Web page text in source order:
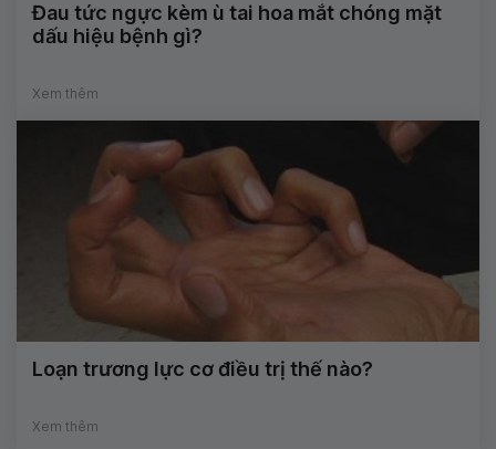
Đau tức ngực kèm ù tai hoa mắt chóng mặt
dấu hiệu bệnh gì?
Xem thêm
Loạn trương lực cơ điều trị thế nào?
Xem thêm